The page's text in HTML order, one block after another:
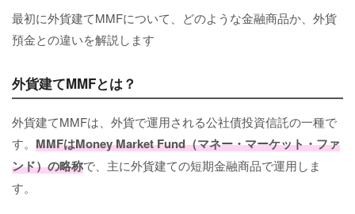
最初に外貨建てMMFについて、どのような金融商品か、外貨
預金との違いを解説します
外貨建てMMFとは？
外貨建てMMFは、外貨で運用される公社債投資信託の一種で
す。 MMFはMoney Market Fund（マネー・マーケット・ファ
ンド）の略称で、主に外貨建ての短期金融商品で運用しま
す。